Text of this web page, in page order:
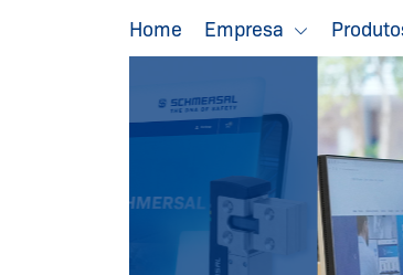
Home Empresa